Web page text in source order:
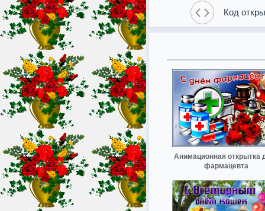
Код
Анимационная открытка
фармацевта